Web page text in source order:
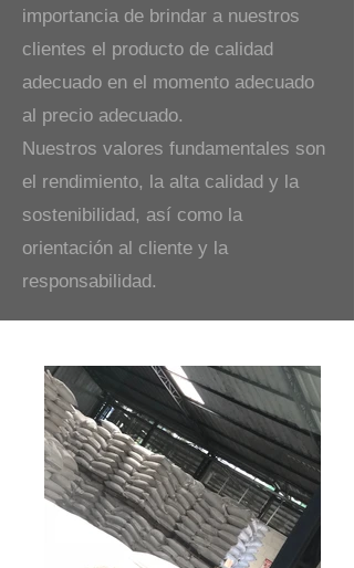
importancia de brindar a nuestros
clientes el producto de calidad
adecuado en el momento adecuado
al precio adecuado.
Nuestros valores fundamentales son
el rendimiento, la alta calidad y la
sostenibilidad, así como la
orientación al cliente y la
responsabilidad.